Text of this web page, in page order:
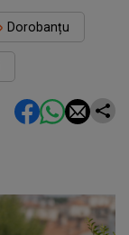
Dorobanțu